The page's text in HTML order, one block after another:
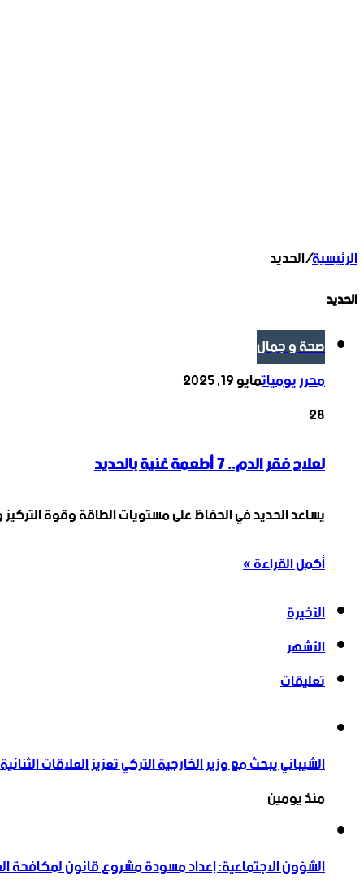
الرئيسية/الحديد
الحديد
صحة و جمال
محرر يومياتمايو 19, 2025
28
لعلاج فقر الدم.. 7 أطعمة غنية بالحديد
يساعد الحديد في الحفاظ على مستويات الطاقة وقوة
أكمل القراءة »
الأخيرة
الأشهر
تعليقات
الشيباني يبحث مع وزير الخارجية التركي تعزيز العلاقات الثنائية
منذ يومين
الشؤون الاجتماعية: إعداد مسودة مشروع قانون لمكافحة